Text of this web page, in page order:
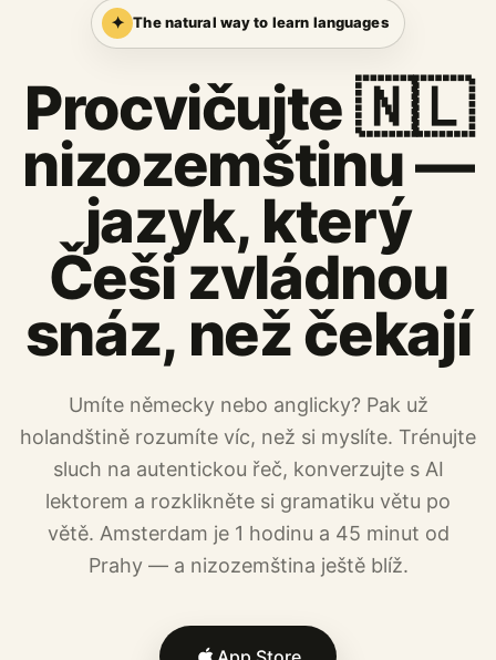
✦ The natural way to learn languages
Procvičujte 🇳🇱
nizozemštinu —
jazyk, který
Češi zvládnou
snáz, než čekají
Umíte německy nebo anglicky? Pak už
holandštině rozumíte víc, než si myslíte. Trénujte
sluch na autentickou řeč, konverzujte s AI
lektorem a rozklikněte si gramatiku větu po
větě. Amsterdam je 1 hodinu a 45 minut od
Prahy — a nizozemština ještě blíž.